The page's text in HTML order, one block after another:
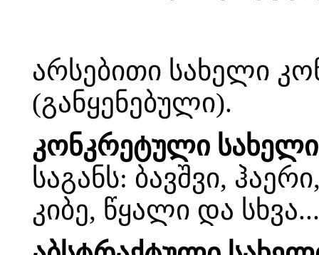
არსებითი სახელი
(განყენებული).
კონკრეტული სახელი
საგანს: ბავშვი,
კიბე, წყალი და სხვა...